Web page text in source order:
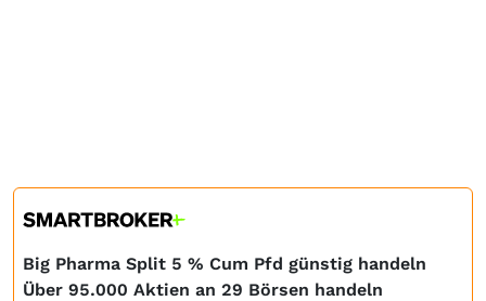
Big Pharma Split 5 % Cum Pfd günstig handeln
Über 95.000 Aktien an 29 Börsen handeln